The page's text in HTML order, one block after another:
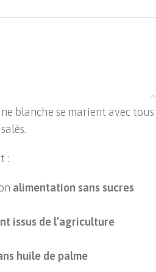
blanche se marient avec tous
:
alimentation sans sucres
issus de l’agriculture
huile de palme